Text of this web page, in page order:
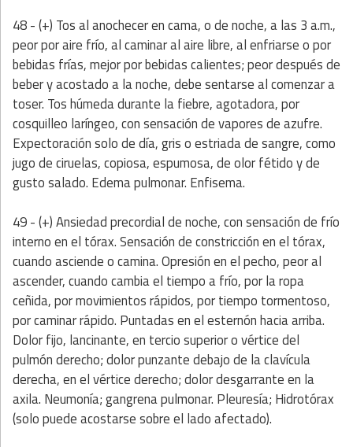
48 - (+) Tos al anochecer en cama, o de noche, a las 3 a.m.,
peor por aire frío, al caminar al aire libre, al enfriarse o por
bebidas frías, mejor por bebidas calientes; peor después de
beber y acostado a la noche, debe sentarse al comenzar a
toser. Tos húmeda durante la fiebre, agotadora, por
cosquilleo laríngeo, con sensación de vapores de azufre.
Expectoración solo de día, gris o estriada de sangre, como
jugo de ciruelas, copiosa, espumosa, de olor fétido y de
gusto salado. Edema pulmonar. Enfisema.
49 - (+) Ansiedad precordial de noche, con sensación de frío
interno en el tórax. Sensación de constricción en el tórax,
cuando asciende o camina. Opresión en el pecho, peor al
ascender, cuando cambia el tiempo a frío, por la ropa
ceñida, por movimientos rápidos, por tiempo tormentoso,
por caminar rápido. Puntadas en el esternón hacia arriba.
Dolor fijo, lancinante, en tercio superior o vértice del
pulmón derecho; dolor punzante debajo de la clavícula
derecha, en el vértice derecho; dolor desgarrante en la
axila. Neumonía; gangrena pulmonar. Pleuresía; Hidrotórax
(solo puede acostarse sobre el lado afectado).